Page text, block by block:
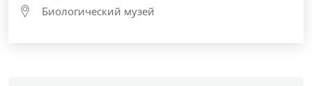
Биологический музей